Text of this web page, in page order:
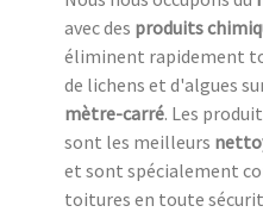
avec des produits
éliminent rapidement
de lichens et d'algues
mètre-carré. Les
sont les meilleurs
et sont spécialement
toitures en toute